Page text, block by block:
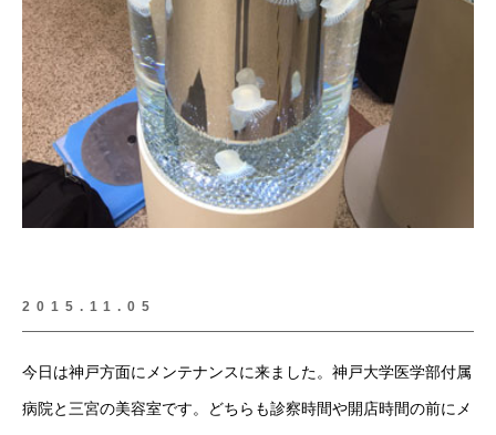
2015.11.05
今日は神戸方面にメンテナンスに来ました。神戸大学医学部付属
病院と三宮の美容室です。どちらも診察時間や開店時間の前にメ